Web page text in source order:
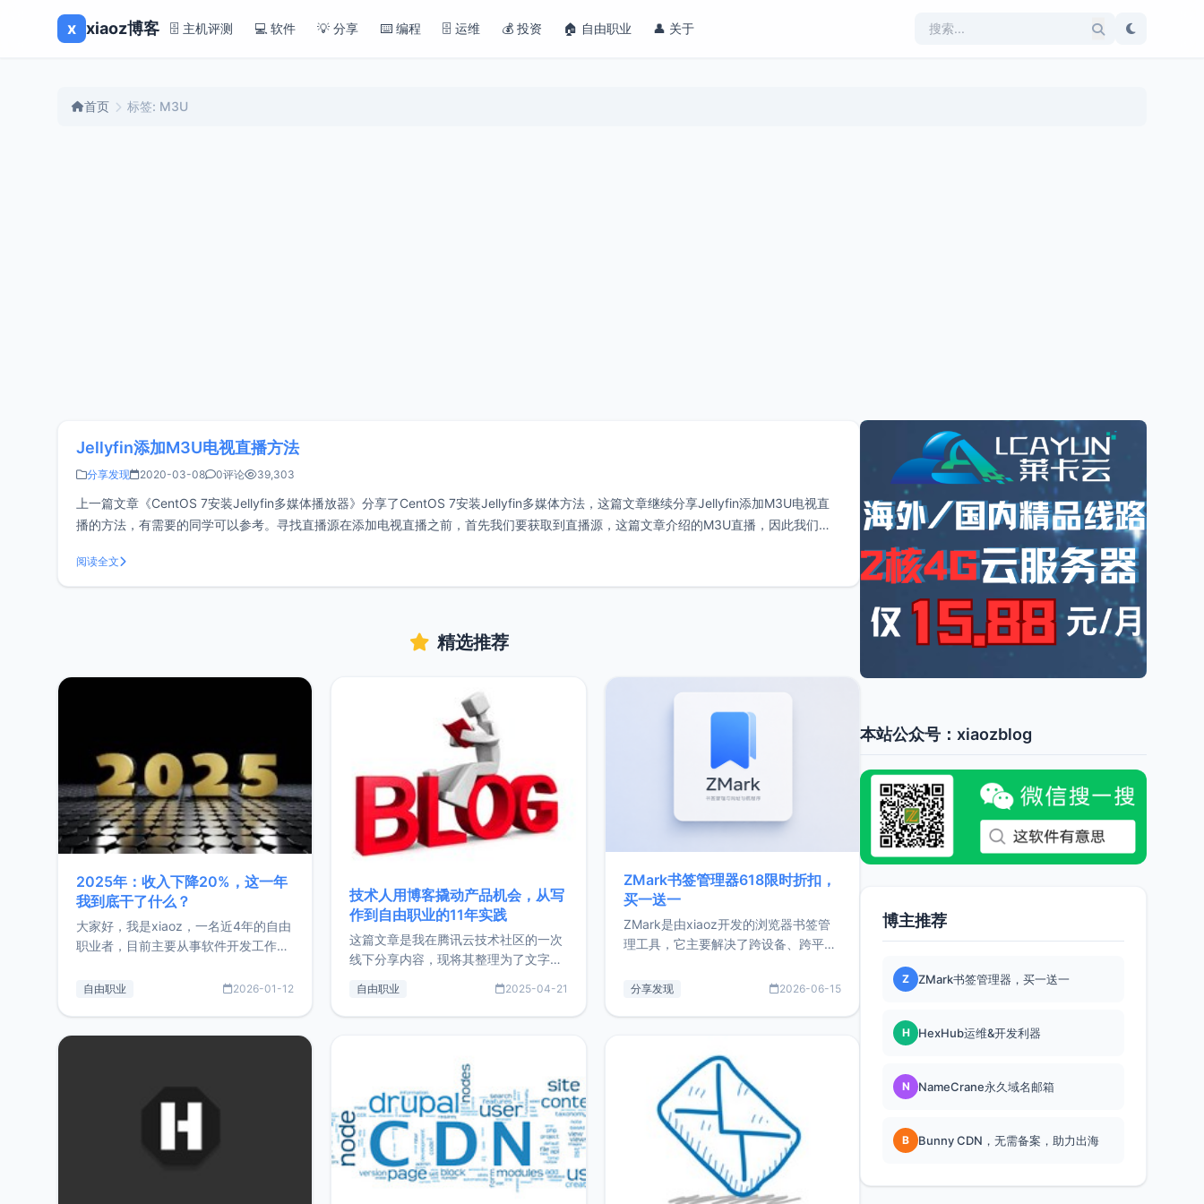
x xiaoz博客 🗄️ 主机评测 💻 软件 💡 分享 ⌨️ 编程 🗄️ 运维 💰 投资 🏠 自由职业 👤 关于
首页 标签: M3U
Jellyfin添加M3U电视直播方法
分享发现 2020-03-08 0评论 39,303
上一篇文章《CentOS 7安装Jellyfin多媒体播放器》分享了CentOS 7安装Jellyfin多媒体方法，这篇文章继续分享Jellyfin添加M3U电视直
播的方法，有需要的同学可以参考。寻找直播源在添加电视直播之前，首先我们要获取到直播源，这篇文章介绍的M3U直播，因此我们需
阅读全文
精选推荐
2025年：收入下降20%，这一年
我到底干了什么？
大家好，我是xiaoz，一名近4年的自由
职业者，目前主要从事软件开发工作。
的总结，内容主要包括：工作、学习、
自由职业 2026-01-12
技术人用博客撬动产品机会，从写
作到自由职业的11年实践
这篇文章是我在腾讯云技术社区的一次
线下分享内容，现将其整理为了文字
版，分享了写博客11年来的经历，以及
通过博客过渡到做产品和走向自由职业
的一个小故事。文中还首次公开了我的
前从事服务器运维相关工作，现在已经
转自由职业3年，目前
自由职业 2025-04-21
ZMark书签管理器618限时折扣，
买一送一
ZMark是由xiaoz开发的浏览器书签管
理工具，它主要解决了跨设备、跨平
做到一处部署、随处访问。同时，它还
量级： 使用Bun + Hono.js
分享发现 2026-06-15
本站公众号：xiaozblog
博主推荐
Z ZMark书签管理器，买一送一
H HexHub运维&开发利器
N NameCrane永久域名邮箱
B Bunny CDN，无需备案，助力出海